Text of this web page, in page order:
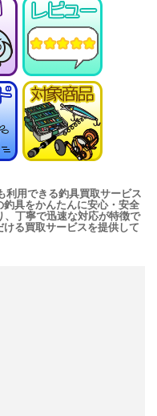
28,500円
2026/01/10
24,000円
2026/01/10
2026/01/04
利用できる釣具買取サービス
具をかんたんに安心・安全
丁寧で迅速な対応が特徴で
る買取サービスを提供して